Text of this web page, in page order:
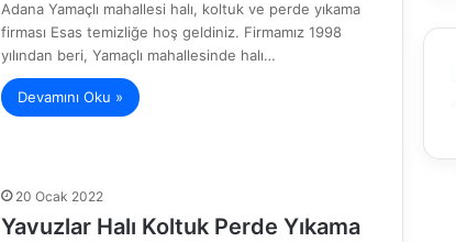
Adana Yamaçlı mahallesi halı, koltuk ve perde yıkama
firması Esas temizliğe hoş geldiniz. Firmamız 1998
yılından beri, Yamaçlı mahallesinde halı…
Devamını Oku »
20 Ocak 2022
Yavuzlar Halı Koltuk Perde Yıkama